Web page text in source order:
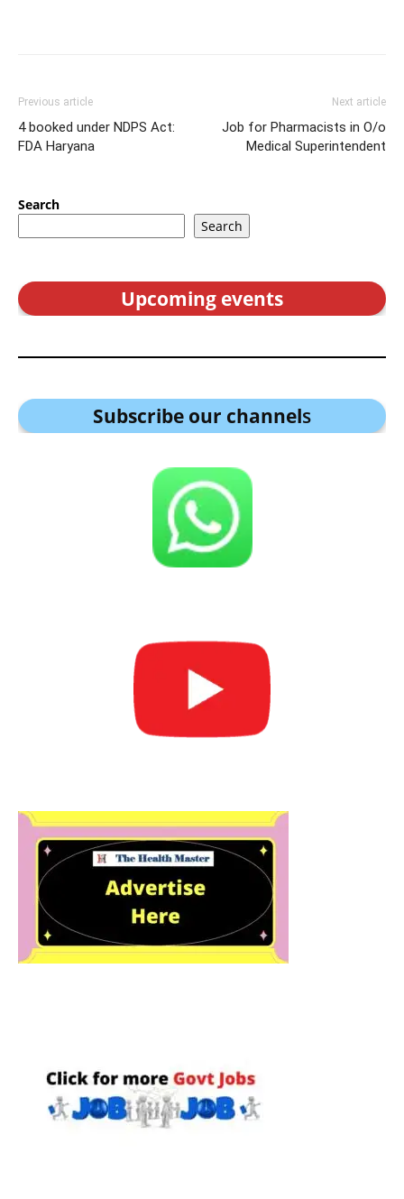
Previous article
4 booked under NDPS Act:
FDA Haryana
Next article
Job for Pharmacists in O/o
Medical Superintendent
Search
Search
Upcoming events
Subscribe our channels